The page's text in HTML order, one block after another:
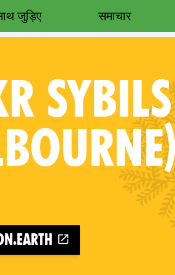
जुड़िए समाचार
Naarm (Melbourne) on